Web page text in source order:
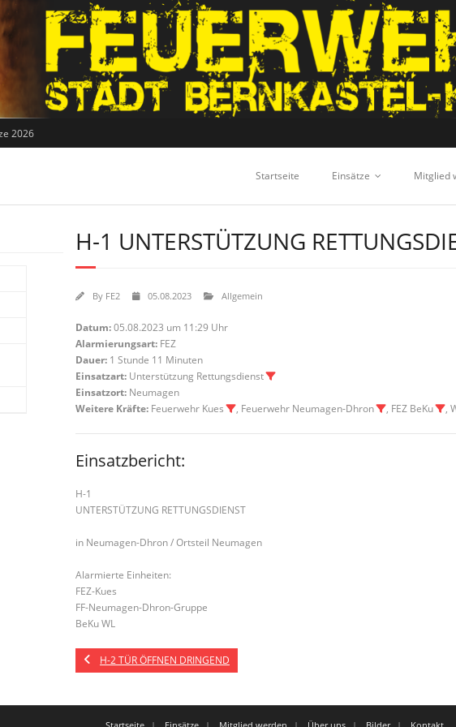
2026
Startseite Einsätze Mitglied
H-1 UNTERSTÜTZUNG
By FE2 05.08.2023 Allgemein
Datum:05.08.2023 um 11:29 Uhr
Alarmierungsart: FEZ
Dauer: 1 Stunde 11 Minuten
Einsatzart: Unterstützung Rettungsdienst
Einsatzort: Neumagen
Weitere Kräfte: Feuerwehr Kues , Feuerwehr Neumagen-Dhron , FEZ BeKu ,
Einsatzbericht:
H-1
UNTERSTÜTZUNG RETTUNGSDIENST
in Neumagen-Dhron / Ortsteil Neumagen
Alarmierte Einheiten:
FEZ-Kues
FF-Neumagen-Dhron-Gruppe
BeKu WL
H-2 TÜR ÖFFNEN DRINGEND